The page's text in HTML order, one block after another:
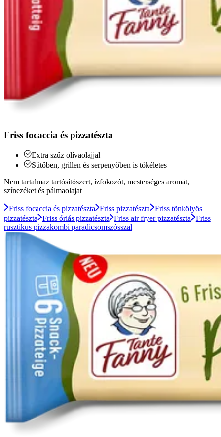
Friss focaccia és pizzatészta
Extra szűz olívaolajjal
Sütőben, grillen és serpenyőben is tökéletes
Nem tartalmaz tartósítószert, ízfokozót, mesterséges aromát,
színezéket és pálmaolajat
Friss focaccia és pizzatészta Friss pizzatészta Friss tönkölyös
pizzatészta
Friss óriás pizzatészta Friss air fryer pizzatészta Friss
rusztikus pizzakombi paradicsomszósszal